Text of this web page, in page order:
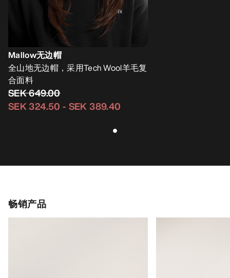
Mallow无边帽
全山地无边帽，采用Tech Wool羊毛复
合面料
SEK 649.00
SEK 324.50 - SEK 389.40
畅销产品